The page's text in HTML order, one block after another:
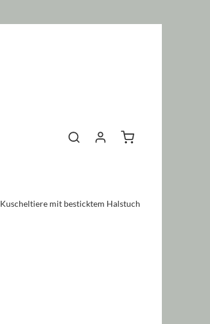
Warenkorb enthält 0
Kuscheltiere mit besticktem Halstuch